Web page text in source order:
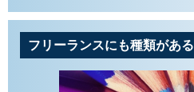
フリーランスにも種類がある